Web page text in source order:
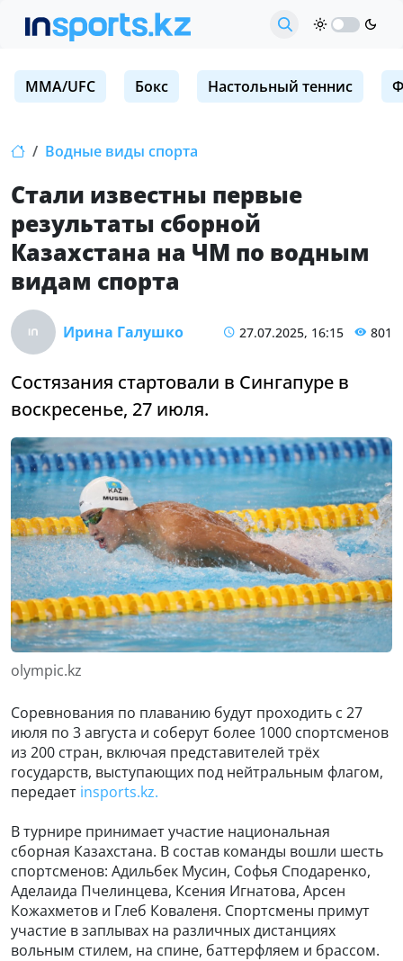
MMA/UFC Бокс Настольный теннис
Водные виды спорта
Стали известны первые
результаты сборной
Казахстана на ЧМ по водным
видам спорта
Ирина Галушко 27.07.2025, 16:15 801
Состязания стартовали в Сингапуре в
воскресенье, 27 июля.
olympic.kz
Соревнования по плаванию будут проходить с 27
июля по 3 августа и соберут более 1000 спортсменов
из 200 стран, включая представителей трёх
государств, выступающих под нейтральным флагом,
передает insports.kz.
В турнире принимает участие национальная
сборная Казахстана. В состав команды вошли шесть
спортсменов: Адильбек Мусин, Софья Сподаренко,
Аделаида Пчелинцева, Ксения Игнатова, Арсен
Кожахметов и Глеб Коваленя. Спортсмены примут
участие в заплывах на различных дистанциях
вольным стилем, на спине, баттерфляем и брассом.